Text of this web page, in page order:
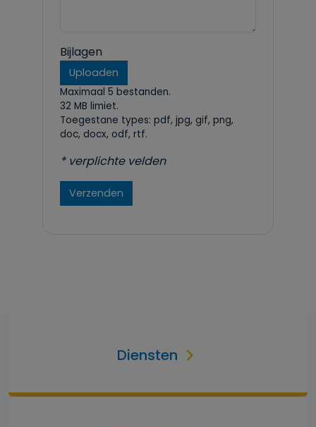
Bijlagen
Uploaden
Maximaal 5 bestanden.
32 MB limiet.
Toegestane types: pdf, jpg, gif, png,
doc, docx, odf, rtf.
* verplichte velden
Diensten